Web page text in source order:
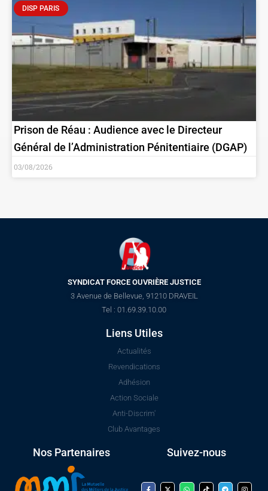
DISP PARIS
Prison de Réau : Audience avec le Directeur
Général de l’Administration Pénitentiaire (DGAP)
03/08/2026
SYNDICAT FORCE OUVRIÈRE JUSTICE
3 Avenue de Bellevue, 91210 DRAVEIL
Tel : 01.69.39.10.00
Liens Utiles
Actualités
Revendications
Adhésion
Action Sociale
Anti-Discrim'
Club Avantages
Nos Partenaires Suivez-nous